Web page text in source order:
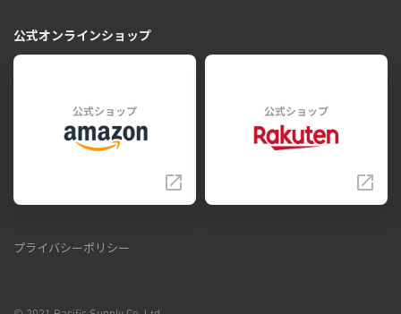
公式オンラインショップ
公式ショップ 公式ショップ
プライバシーポリシー